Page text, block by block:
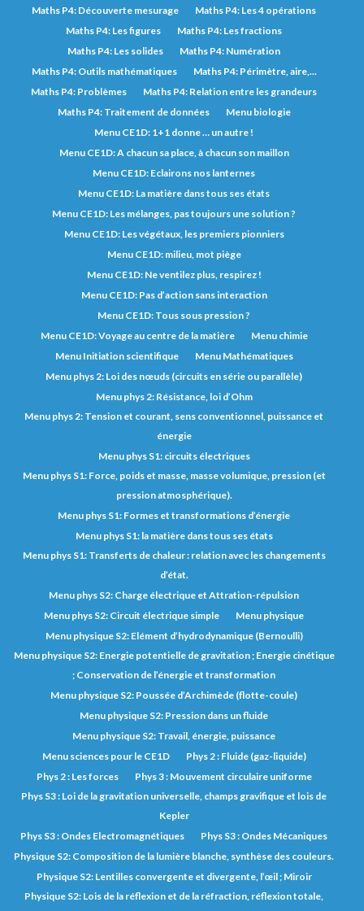
Maths P4: Découverte mesurage
Maths P4: Les 4 opérations
Maths P4: Les figures
Maths P4: Les fractions
Maths P4: Les solides
Maths P4: Numération
Maths P4: Outils mathématiques
Maths P4: Périmètre, aire,...
Maths P4: Problèmes
Maths P4: Relation entre les grandeurs
Maths P4: Traitement de données
Menu biologie
Menu CE1D: 1+1 donne … un autre !
Menu CE1D: A chacun sa place, à chacun son maillon
Menu CE1D: Eclairons nos lanternes
Menu CE1D: La matière dans tous ses états
Menu CE1D: Les mélanges, pas toujours une solution ?
Menu CE1D: Les végétaux, les premiers pionniers
Menu CE1D: milieu, mot piège
Menu CE1D: Ne ventilez plus, respirez !
Menu CE1D: Pas d’action sans interaction
Menu CE1D: Tous sous pression ?
Menu CE1D: Voyage au centre de la matière
Menu chimie
Menu Initiation scientifique
Menu Mathématiques
Menu phys 2: Loi des nœuds (circuits en série ou parallèle)
Menu phys 2: Résistance, loi d’Ohm
Menu phys 2: Tension et courant, sens conventionnel, puissance et
énergie
Menu phys S1: circuits électriques
Menu phys S1: Force, poids et masse, masse volumique, pression (et
pression atmosphérique).
Menu phys S1: Formes et transformations d’énergie
Menu phys S1: la matière dans tous ses états
Menu phys S1: Transferts de chaleur : relation avec les changements
d’état.
Menu phys S2: Charge électrique et Attration-répulsion
Menu phys S2: Circuit électrique simple
Menu physique
Menu physique S2: Elément d’hydrodynamique (Bernoulli)
Menu physique S2: Energie potentielle de gravitation ; Energie cinétique
; Conservation de l’énergie et transformation
Menu physique S2: Poussée d’Archimède (flotte-coule)
Menu physique S2: Pression dans un fluide
Menu physique S2: Travail, énergie, puissance
Menu sciences pour le CE1D
Phys 2 : Fluide (gaz-liquide)
Phys 2 : Les forces
Phys 3 : Mouvement circulaire uniforme
Phys S3 : Loi de la gravitation universelle, champs gravifique et lois de
Kepler
Phys S3 : Ondes Electromagnétiques
Phys S3 : Ondes Mécaniques
Physique S2: Composition de la lumière blanche, synthèse des couleurs.
Physique S2: Lentilles convergente et divergente, l’œil ; Miroir
Physique S2: Lois de la réflexion et de la réfraction, réflexion totale,